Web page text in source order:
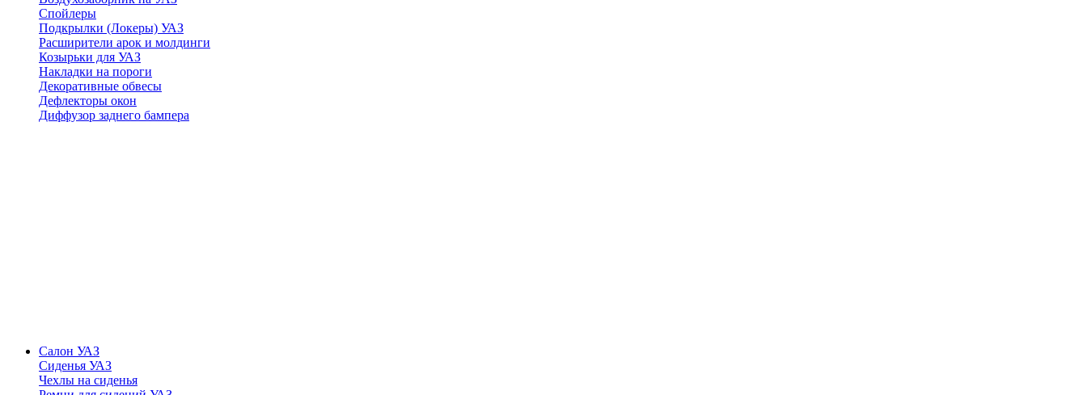
Спойлеры
Подкрылки (Локеры) УАЗ
Расширители арок и молдинги
Козырьки для УАЗ
Накладки на пороги
Декоративные обвесы
Дефлекторы окон
Диффузор заднего бампера
Салон УАЗ
Сиденья УАЗ
Чехлы на сиденья